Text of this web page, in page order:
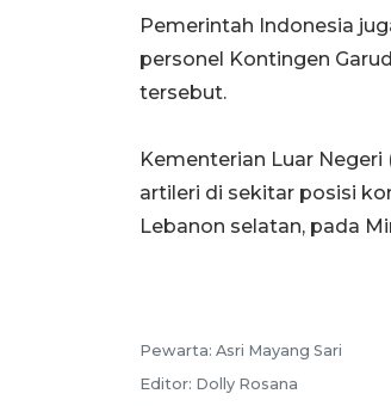
Pemerintah Indonesia
personel Kontingen
tersebut.
Kementerian Luar
artileri di sekitar posisi
Lebanon selatan, pada
Pewarta: Asri Mayang Sari
Editor: Dolly Rosana